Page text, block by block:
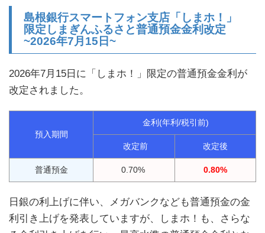
島根銀行スマートフォン支店「しまホ！」
限定しまぎんふるさと普通預金金利改定
~2026年7月15日~
2026年7月15日に「しまホ！」限定の普通預金金利が
改定されました。
預入期間
金利(年利/税引前)
改定前 改定後
普通預金 0.70% 0.80%
日銀の利上げに伴い、メガバンクなども普通預金の金
利引き上げを発表していますが、しまホ！も、さらな